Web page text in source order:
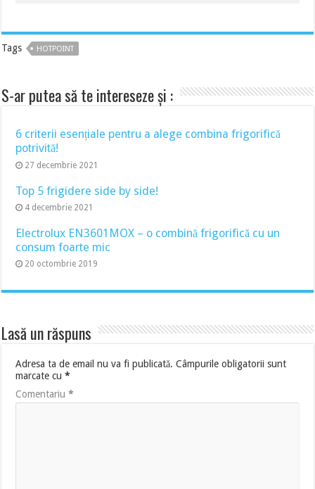
Tags HOTPOINT
S-ar putea să te intereseze și :
6 criterii esențiale pentru a alege combina frigorifică
potrivită!
27 decembrie 2021
Top 5 frigidere side by side!
4 decembrie 2021
Electrolux EN3601MOX – o combină frigorifică cu un
consum foarte mic
20 octombrie 2019
Lasă un răspuns
Adresa ta de email nu va fi publicată. Câmpurile obligatorii sunt
marcate cu*
Comentariu*